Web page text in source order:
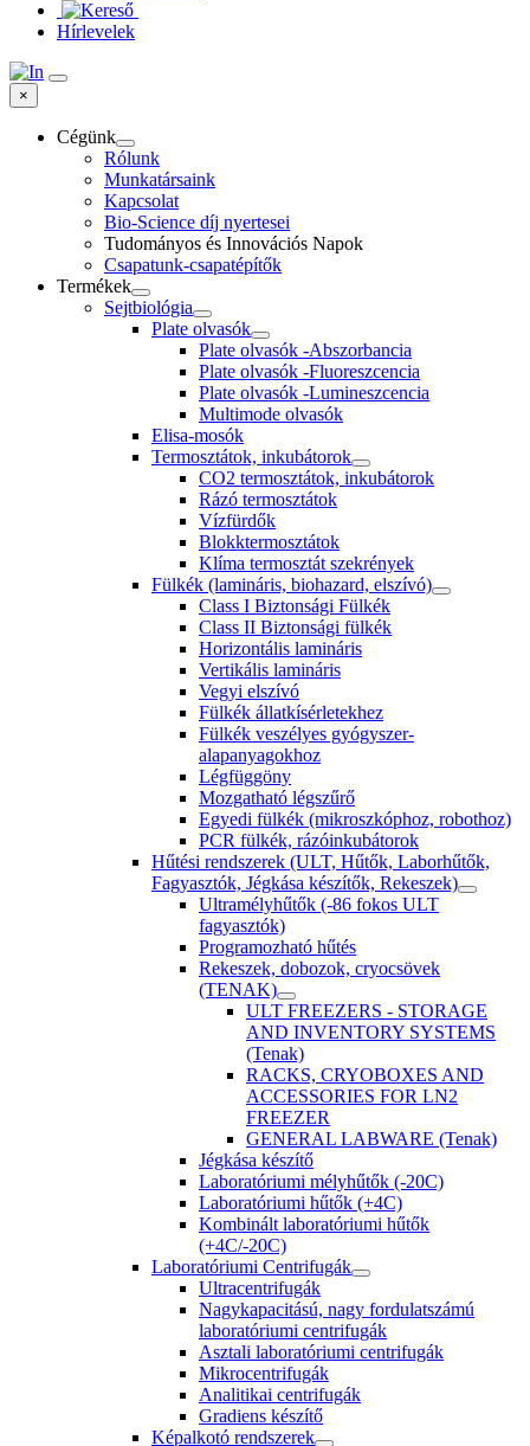
Hírlevelek
×
Cégünk
Rólunk
Munkatársaink
Kapcsolat
Bio-Science díj nyertesei
Tudományos és Innovációs Napok
Csapatunk-csapatépítők
Termékek
Sejtbiológia
Plate olvasók
Plate olvasók -Abszorbancia
Plate olvasók -Fluoreszcencia
Plate olvasók -Lumineszcencia
Multimode olvasók
Elisa-mosók
Termosztátok, inkubátorok
CO2 termosztátok, inkubátorok
Rázó termosztátok
Vízfürdők
Blokktermosztátok
Klíma termosztát szekrények
Fülkék (lamináris, biohazard, elszívó)
Class I Biztonsági Fülkék
Class II Biztonsági fülkék
Horizontális lamináris
Vertikális lamináris
Vegyi elszívó
Fülkék állatkísérletekhez
Fülkék veszélyes gyógyszer-
alapanyagokhoz
Légfüggöny
Mozgatható légszűrő
Egyedi fülkék (mikroszkóphoz, robothoz)
PCR fülkék, rázóinkubátorok
Hűtési rendszerek (ULT, Hűtők, Laborhűtők,
Fagyasztók, Jégkása készítők, Rekeszek)
Ultramélyhűtők (-86 fokos ULT
fagyasztók)
Programozható hűtés
Rekeszek, dobozok, cryocsövek
(TENAK)
ULT FREEZERS - STORAGE
AND INVENTORY SYSTEMS
(Tenak)
RACKS, CRYOBOXES AND
ACCESSORIES FOR LN2
FREEZER
GENERAL LABWARE (Tenak)
Jégkása készítő
Laboratóriumi mélyhűtők (-20C)
Laboratóriumi hűtők (+4C)
Kombinált laboratóriumi hűtők
(+4C/-20C)
Laboratóriumi Centrifugák
Ultracentrifugák
Nagykapacitású, nagy fordulatszámú
laboratóriumi centrifugák
Asztali laboratóriumi centrifugák
Mikrocentrifugák
Analitikai centrifugák
Gradiens készítő
Képalkotó rendszerek